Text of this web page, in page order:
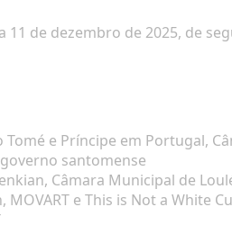
de dezembro de 2025, de
e Príncipe em Portugal,
santomense
Câmara Municipal de
e This is Not a White